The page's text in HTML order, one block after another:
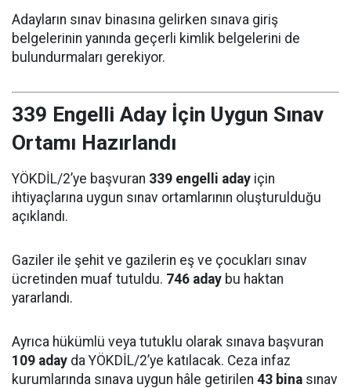
Adayların sınav binasına gelirken sınava giriş
belgelerinin yanında geçerli kimlik belgelerini de
bulundurmaları gerekiyor.
339 Engelli Aday İçin Uygun Sınav
Ortamı Hazırlandı
YÖKDİL/2’ye başvuran 339 engelli aday için
ihtiyaçlarına uygun sınav ortamlarının oluşturulduğu
açıklandı.
Gaziler ile şehit ve gazilerin eş ve çocukları sınav
ücretinden muaf tutuldu. 746 aday bu haktan
yararlandı.
Ayrıca hükümlü veya tutuklu olarak sınava başvuran
109 aday da YÖKDİL/2’ye katılacak. Ceza infaz
kurumlarında sınava uygun hâle getirilen 43 bina sınav